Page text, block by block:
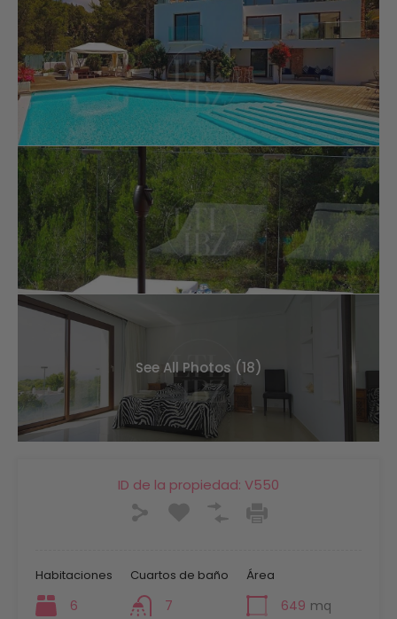
See All Photos (18)
ID de la propiedad: V550
Habitaciones
6
Cuartos de baño
7
Área
649 mq